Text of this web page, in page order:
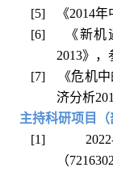
[5]
《2014年
[6]
《新机
2013》，
[7]
《危机
济分析
主持科研项目（
[1]
（